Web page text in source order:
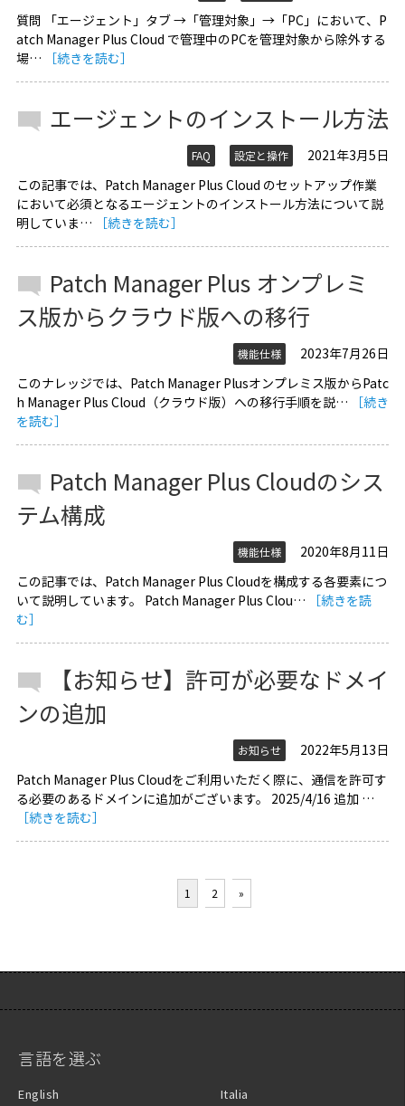
質問 「エージェント」タブ →「管理対象」→「PC」において、P
atch Manager Plus Cloud で管理中のPCを管理対象から除外する
場…
［続きを読む］
エージェントのインストール方法
FAQ 設定と操作
2021年3月5日
この記事では、Patch Manager Plus Cloud のセットアップ作業
において必須となるエージェントのインストール方法について説
明していま…
［続きを読む］
Patch Manager Plus オンプレミ
ス版からクラウド版への移行
機能仕様
2023年7月26日
このナレッジでは、Patch Manager Plusオンプレミス版からPatc
h Manager Plus Cloud（クラウド版）への移行手順を説…
［続き
を読む］
Patch Manager Plus Cloudのシス
テム構成
機能仕様
2020年8月11日
この記事では、Patch Manager Plus Cloudを構成する各要素につ
いて説明しています。 Patch Manager Plus Clou…
［続きを読
む］
【お知らせ】許可が必要なドメイ
ンの追加
お知らせ
2022年5月13日
Patch Manager Plus Cloudをご利用いただく際に、通信を許可す
る必要のあるドメインに追加がございます。 2025/4/16 追加 …
［続きを読む］
1 2 »
言語を選ぶ
English
Italia